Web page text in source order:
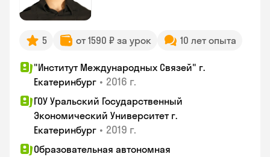
5 от 1590 ₽ за урок 10 лет опыта
"Институт Международных Связей" г.
Екатеринбург • 2016 г.
ГОУ Уральский Государственный
Экономический Университет г.
Екатеринбург • 2019 г.
Образовательная автономная